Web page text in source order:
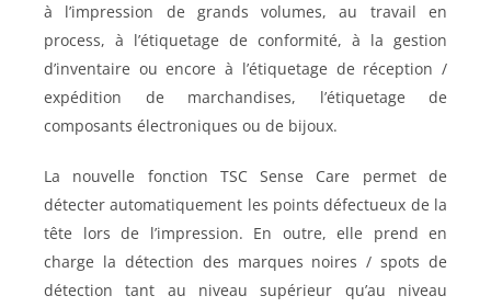
à l’impression de grands volumes, au travail en
process, à l’étiquetage de conformité, à la gestion
d’inventaire ou encore à l’étiquetage de réception /
expédition de marchandises, l’étiquetage de
composants électroniques ou de bijoux.
La nouvelle fonction TSC Sense Care permet de
détecter automatiquement les points défectueux de la
tête lors de l’impression. En outre, elle prend en
charge la détection des marques noires / spots de
détection tant au niveau supérieur qu’au niveau